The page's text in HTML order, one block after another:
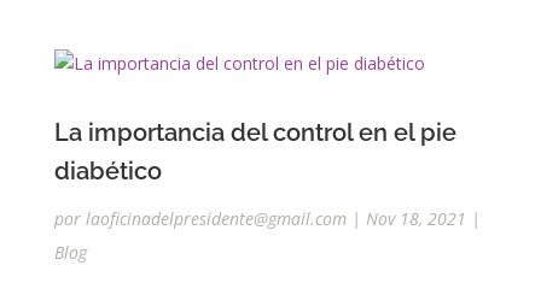
La importancia del control en el pie
diabético
por laoficinadelpresidente@gmail.com| Nov 18, 2021 |
Blog